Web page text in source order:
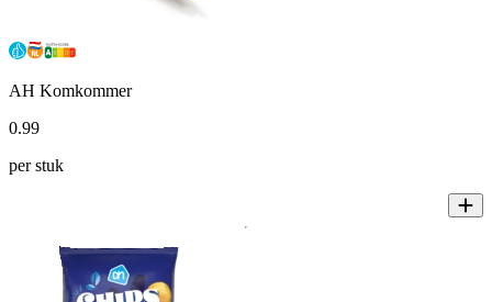
AH Komkommer
0.99
per stuk